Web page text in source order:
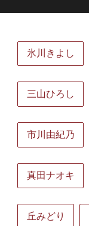
氷川きよし
三山ひろし
市川由紀乃
真田ナオキ
丘みどり